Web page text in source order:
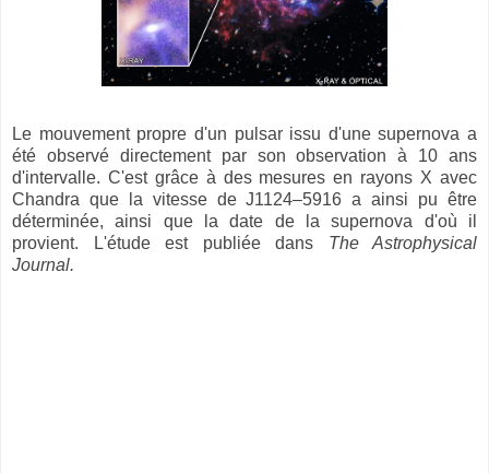
Le mouvement propre d'un pulsar issu d'une supernova a
été observé directement par son observation à 10 ans
d'intervalle. C'est grâce à des mesures en rayons X avec
Chandra que la vitesse de J1124–5916 a ainsi pu être
déterminée, ainsi que la date de la supernova d'où il
provient. L'étude est publiée dans The Astrophysical
Journal.